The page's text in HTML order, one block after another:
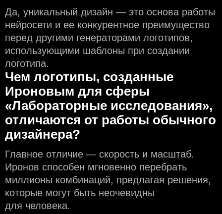
Да, уникальный дизайн — это основа работы
нейросети и еe конкурентное преимущество
перед другими генераторами логотипов,
использующими шаблоны при создании
логотипа.
Чем логотипы, созданные
Ироновым для сферы
«Лабораторные исследования»,
отличаются от работы обычного
дизайнера?
Главное отличие — скорость и масштаб.
Иронов способен мгновенно перебрать
миллионы комбинаций, предлагая решения,
которые могут быть неочевидны
для человека.